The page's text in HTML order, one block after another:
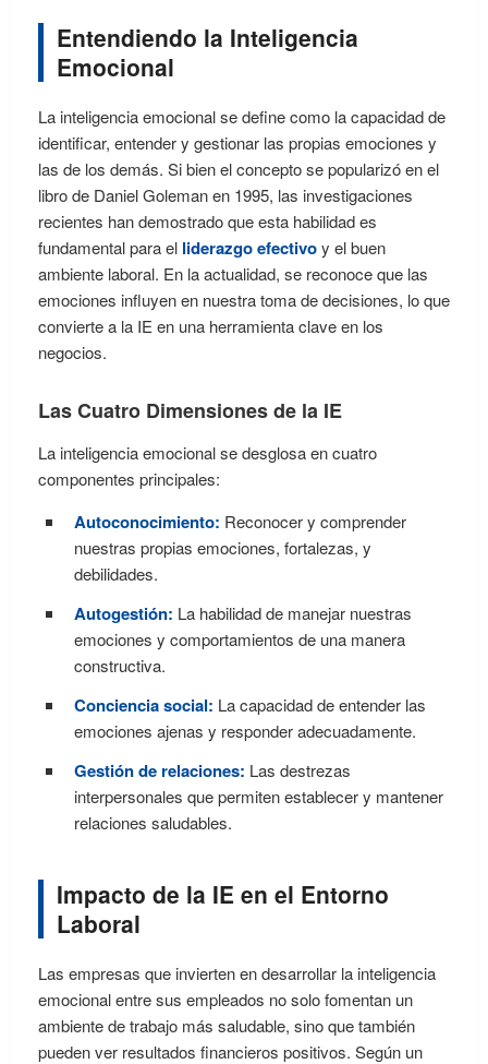
Entendiendo la Inteligencia
Emocional
La inteligencia emocional se define como la capacidad de
identificar, entender y gestionar las propias emociones y
las de los demás. Si bien el concepto se popularizó en el
libro de Daniel Goleman en 1995, las investigaciones
recientes han demostrado que esta habilidad es
fundamental para el liderazgo efectivoy el buen
ambiente laboral. En la actualidad, se reconoce que las
emociones influyen en nuestra toma de decisiones, lo que
convierte a la IE en una herramienta clave en los
negocios.
Las Cuatro Dimensiones de la IE
La inteligencia emocional se desglosa en cuatro
componentes principales:
Autoconocimiento: Reconocer y comprender
nuestras propias emociones, fortalezas, y
debilidades.
Autogestión: La habilidad de manejar nuestras
emociones y comportamientos de una manera
constructiva.
Conciencia social: La capacidad de entender las
emociones ajenas y responder adecuadamente.
Gestión de relaciones: Las destrezas
interpersonales que permiten establecer y mantener
relaciones saludables.
Impacto de la IE en el Entorno
Laboral
Las empresas que invierten en desarrollar la inteligencia
emocional entre sus empleados no solo fomentan un
ambiente de trabajo más saludable, sino que también
pueden ver resultados financieros positivos. Según un